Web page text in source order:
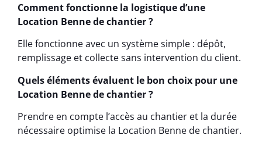
Comment fonctionne la logistique d’une
Location Benne de chantier ?
Elle fonctionne avec un système simple : dépôt,
remplissage et collecte sans intervention du client.
Quels éléments évaluent le bon choix pour une
Location Benne de chantier ?
Prendre en compte l’accès au chantier et la durée
nécessaire optimise la Location Benne de chantier.